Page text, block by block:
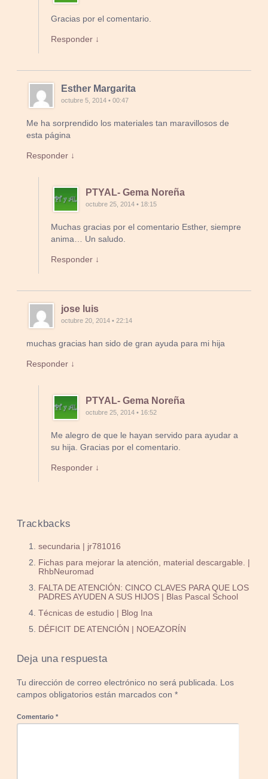
Gracias por el comentario.
Responder ↓
Esther Margarita
octubre 5, 2014 • 00:47
Me ha sorprendido los materiales tan maravillosos de
esta página
Responder ↓
PTYAL- Gema Noreña
octubre 25, 2014 • 18:15
Muchas gracias por el comentario Esther, siempre
anima… Un saludo.
Responder ↓
jose luis
octubre 20, 2014 • 22:14
muchas gracias han sido de gran ayuda para mi hija
Responder ↓
PTYAL- Gema Noreña
octubre 25, 2014 • 16:52
Me alegro de que le hayan servido para ayudar a
su hija. Gracias por el comentario.
Responder ↓
Trackbacks
secundaria | jr781016
Fichas para mejorar la atención, material descargable. |
RhbNeuromad
FALTA DE ATENCIÓN: CINCO CLAVES PARA QUE LOS
PADRES AYUDEN A SUS HIJOS | Blas Pascal School
Técnicas de estudio | Blog Ina
DÉFICIT DE ATENCIÓN | NOEAZORÍN
Deja una respuesta
Tu dirección de correo electrónico no será publicada.
Los
campos obligatorios están marcados con*
Comentario*